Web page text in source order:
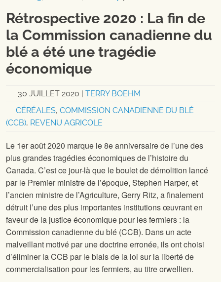
Rétrospective 2020 : La fin de
la Commission canadienne du
blé a été une tragédie
économique
30 JUILLET 2020
TERRY BOEHM
CÉRÉALES, COMMISSION CANADIENNE DU BLÉ
(CCB), REVENU AGRICOLE
Le 1er août 2020 marque le 8e anniversaire de l’une des
plus grandes tragédies économiques de l’histoire du
Canada. C’est ce jour-là que le boulet de démolition lancé
par le Premier ministre de l’époque, Stephen Harper, et
l’ancien ministre de l’Agriculture, Gerry Ritz, a finalement
détruit l’une des plus importantes institutions œuvrant en
faveur de la justice économique pour les fermiers : la
Commission canadienne du blé (CCB). Dans un acte
malveillant motivé par une doctrine erronée, ils ont choisi
d’éliminer la CCB par le biais de la loi sur la liberté de
commercialisation pour les fermiers, au titre orwellien.